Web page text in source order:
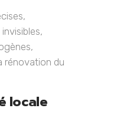
rénovation du
locale